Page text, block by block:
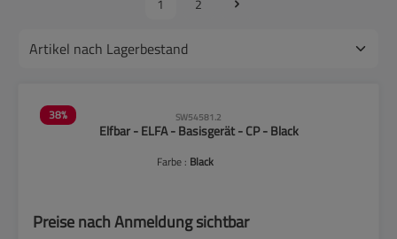
1 2
38% SW54581.2
Elfbar - ELFA - Basisgerät - CP - Black
Farbe : Black
Preise nach Anmeldung sichtbar